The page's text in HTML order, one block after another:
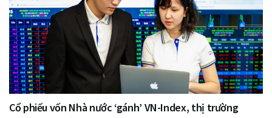
Cổ phiếu vốn Nhà nước ‘gánh’ VN-Index, thị trường